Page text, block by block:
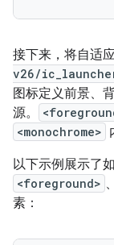
接下来，将自适
v26/
图标定义前景、
源。
<monochrome>
以下示例展示了
<foreground> 、
素：